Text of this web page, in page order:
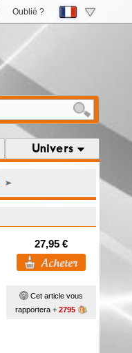
Oublié ?
Univers
27,95 €
Cet article vous
rapportera + 2795